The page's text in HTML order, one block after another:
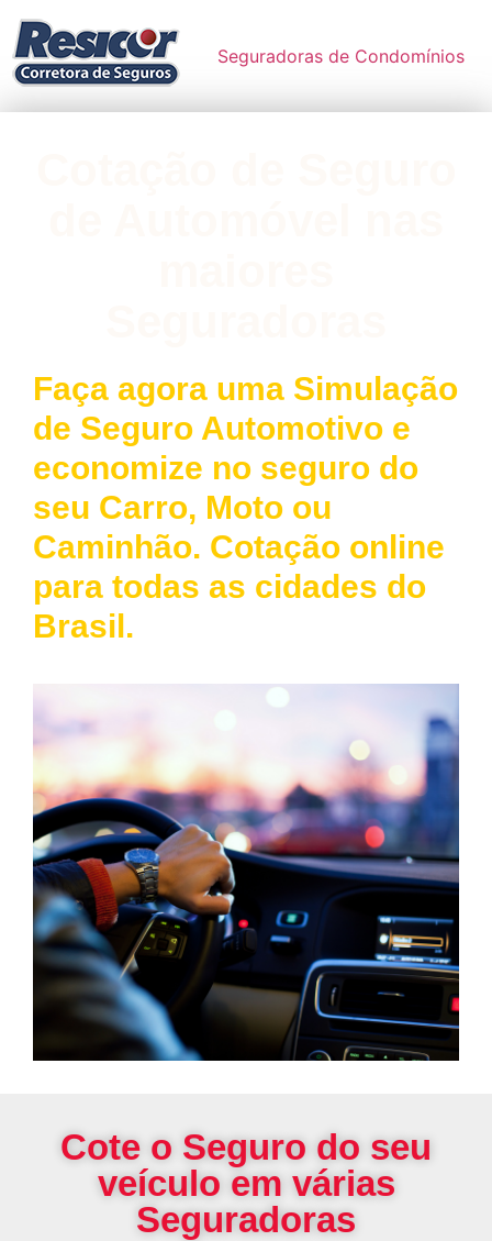
Seguradoras de Condomínios
Faça agora uma Simulação
de Seguro Automotivo e
economize no seguro do
seu Carro, Moto ou
Caminhão. Cotação online
para todas as cidades do
Brasil.
Cote o Seguro do seu
veículo em várias
Seguradoras